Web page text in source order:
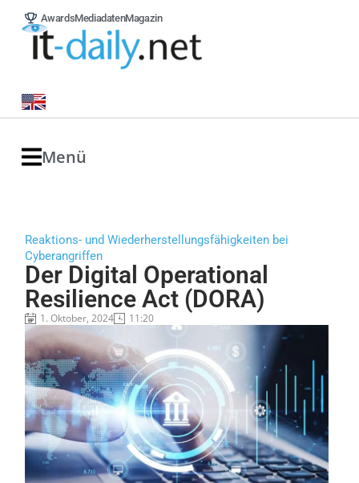
AwardsMediadatenMagazin
Menü
Reaktions- und Wiederherstellungsfähigkeiten bei
Cyberangriffen
Der Digital Operational
Resilience Act (DORA)
1. Oktober, 2024 11:20